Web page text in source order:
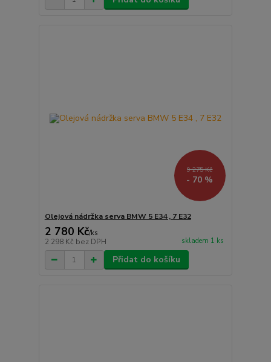
9 275 Kč
- 70 %
Olejová nádržka serva BMW 5 E34 , 7 E32
2 780 Kč/ks
2 298 Kč bez DPH skladem 1 ks
Přidat do košíku